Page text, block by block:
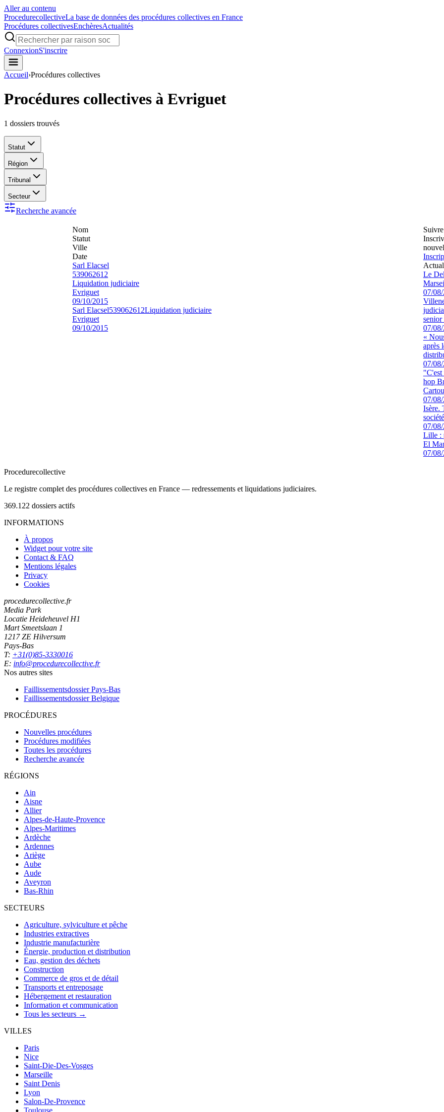
Aller au contenu
ProcedurecollectiveLa base de données des procédures collectives en France
Procédures collectivesEnchèresActualités
ConnexionS'inscrire
Accueil›Procédures collectives
Procédures collectives à Evriguet
1 dossiers trouvés
Statut
Région
Tribunal
Secteur
Recherche avancée
Nom
Statut
Ville
Date
Sarl Elacsel
539062612
Liquidation judiciaire
Evriguet
09/10/2015
Sarl Elacsel539062612Liquidation judiciaire
Evriguet
09/10/2015
Le
07/
07/
«
après
07/
"C'est
hop
07/
Isère.
07/
Lille :
El
07/
Procedurecollective
Le registre complet des procédures collectives en France — redressements et liquidations judiciaires.
369.122 dossiers actifs
INFORMATIONS
À propos
Widget pour votre site
Contact & FAQ
Mentions légales
Privacy
Cookies
procedurecollective.fr
Media Park
Locatie Heideheuvel H1
Mart Smeetslaan 1
1217 ZE Hilversum
Pays-Bas
T: +31(0)85-3330016
E: info@procedurecollective.fr
Nos autres sites
Faillissementsdossier Pays-Bas
Faillissementsdossier Belgique
PROCÉDURES
Nouvelles procédures
Procédures modifiées
Toutes les procédures
Recherche avancée
RÉGIONS
Ain
Aisne
Allier
Alpes-de-Haute-Provence
Alpes-Maritimes
Ardèche
Ardennes
Ariège
Aube
Aude
Aveyron
Bas-Rhin
SECTEURS
Agriculture, sylviculture et pêche
Industries extractives
Industrie manufacturière
Énergie, production et distribution
Eau, gestion des déchets
Construction
Commerce de gros et de détail
Transports et entreposage
Hébergement et restauration
Information et communication
Tous les secteurs →
VILLES
Paris
Nice
Saint-Die-Des-Vosges
Marseille
Saint Denis
Lyon
Salon-De-Provence
Toulouse